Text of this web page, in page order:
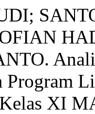
Program
XI